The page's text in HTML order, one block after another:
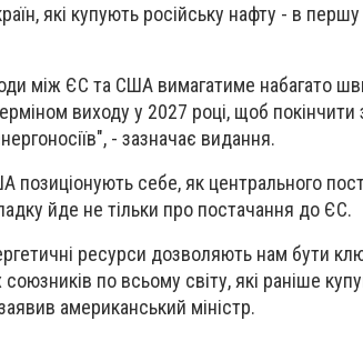
які купують російську нафту - в
між ЄС та США вимагатиме набагато
виходу у 2027 році, щоб
- зазначає видання.
себе, як центрального
йде не тільки про постачання до ЄС.
ресурси дозволяють нам бути
по всьому світу, які раніше
американський міністр.